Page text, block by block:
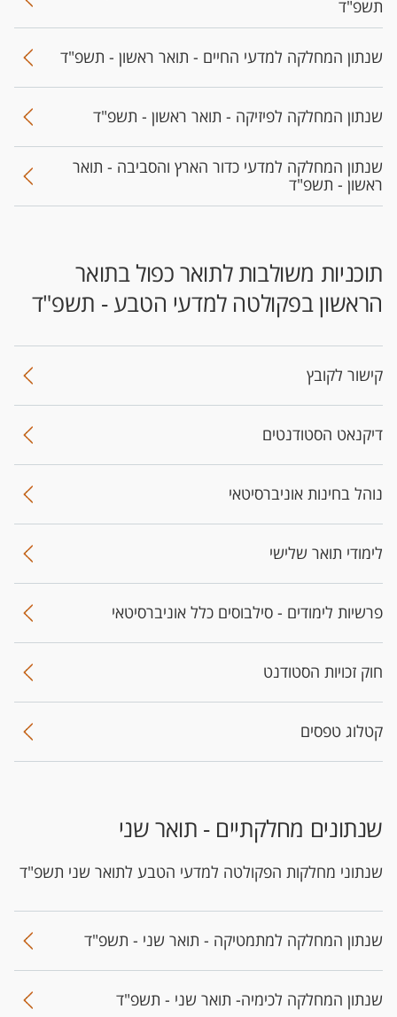
תשפ"ד
שנתון המחלקה למדעי החיים - תואר ראשון - תשפ"ד
שנתון המחלקה לפיזיקה - תואר ראשון - תשפ"ד
שנתון המחלקה למדעי כדור הארץ והסביבה - תואר
ראשון - תשפ"ד
​תוכניות משולבות לתואר כפול בתואר
הראשון בפקולטה למדעי הטבע - תשפ"ד
קישור לקובץ
דיקנאט הסטודנטים
נוהל בחינות אוניברסיטאי
לימודי תואר שלישי
פרשיות לימודים - סילבוסים כלל אוניברסיטאי
חוק זכויות הסטודנט
קטלוג טפסים
שנתונים מחלקתיים - תואר שני
שנתוני מחלקות הפקולטה למדעי הטבע לתואר שני תשפ"ד
שנתון המחלקה למתמטיקה - תואר שני - תשפ"ד
שנתון המחלקה לכימיה- תואר שני - תשפ"ד